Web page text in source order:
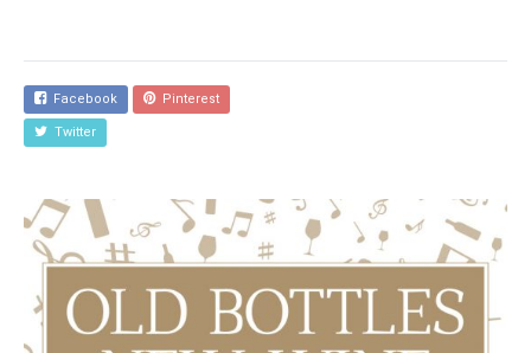
Facebook Pinterest
Twitter